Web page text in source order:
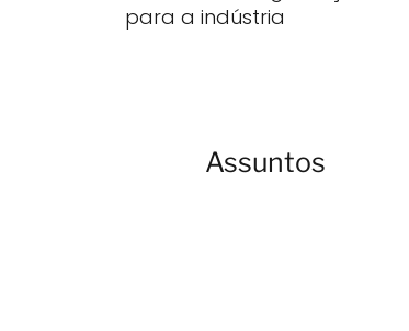
para a indústria
Assuntos